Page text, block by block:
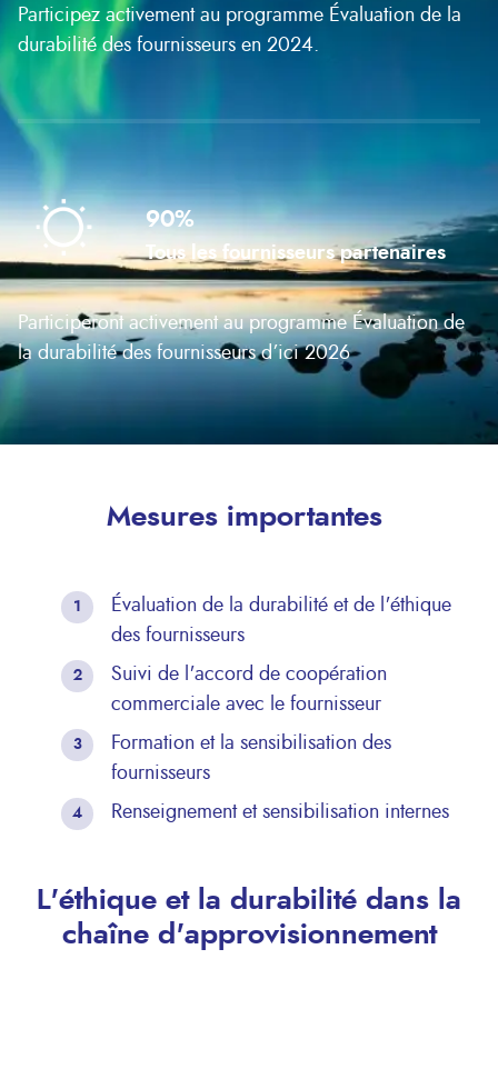
Participez activement au programme Évaluation de la
durabilité des fournisseurs en 2024.
90%
Tous les fournisseurs partenaires
Participeront activement au programmeÉvaluation de
la durabilité des fournisseursd’ici 2026
Mesures importantes
Évaluation de la durabilité et de l'éthique
des fournisseurs
Suivi de l'accord de coopération
commerciale avec le fournisseur
Formation et la sensibilisation des
fournisseurs
Renseignement et sensibilisation internes
L'éthique et la durabilité dans la
chaîne d'approvisionnement